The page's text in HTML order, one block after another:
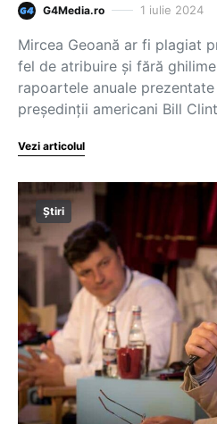
G4Media.ro 1 iulie 2024
Mircea Geoană ar fi plagiat
fel de atribuire și fără
rapoartele anuale
președinții americani Bill
Vezi articolul
Știri